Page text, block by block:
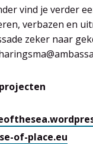
vind je verder
verbazen en
zeker naar
of-place.eu